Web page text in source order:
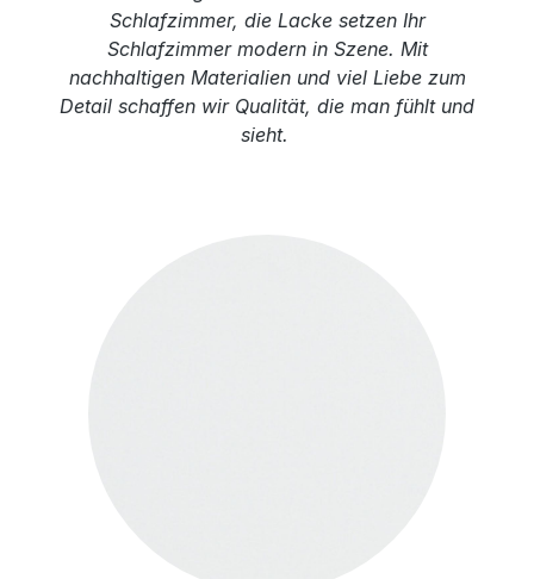
Schlafzimmer, die Lacke setzen Ihr
Schlafzimmer modern in Szene. Mit
nachhaltigen Materialien und viel Liebe zum
Detail schaffen wir Qualität, die man fühlt und
sieht.